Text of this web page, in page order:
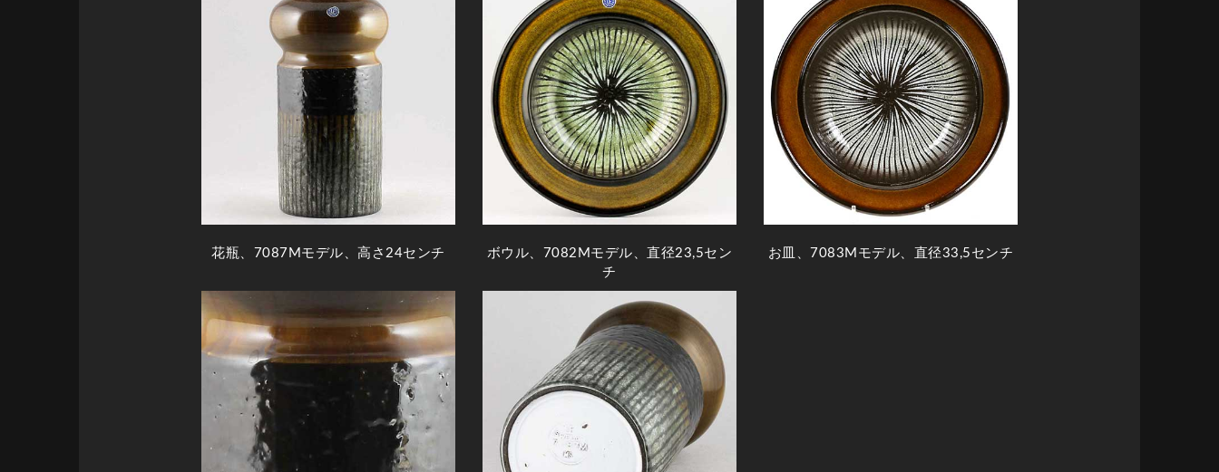
花瓶、7087Mモデル、高さ24センチ
ボウル、7082Mモデル、直径23,5セン
チ
お皿、7083Mモデル、直径33,5センチ